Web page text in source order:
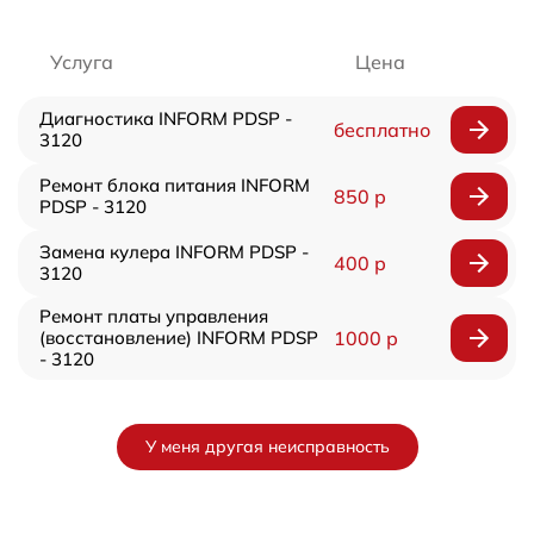
Услуга Цена
Диагностика INFORM PDSP -
3120
бесплатно
Ремонт блока питания INFORM
PDSP - 3120
850 р
Замена кулера INFORM PDSP -
3120
400 р
Ремонт платы управления
(восстановление) INFORM PDSP
- 3120
1000 р
У меня другая неисправность